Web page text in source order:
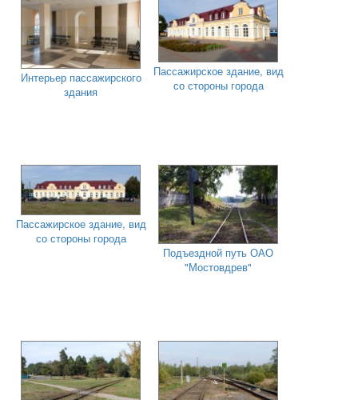
Интерьер пассажирского
здания
Пассажирское здание, вид
со стороны города
Пассажирское здание, вид
со стороны города
Подъездной путь ОАО
"Мостовдрев"